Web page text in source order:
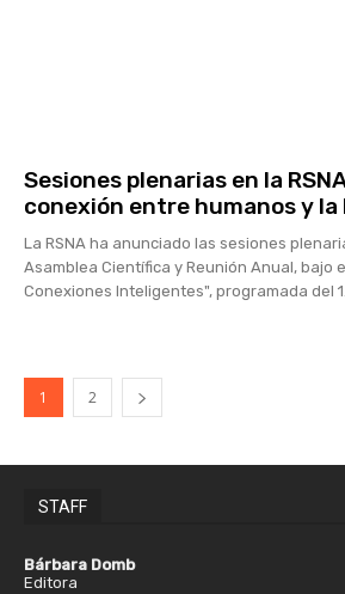
Sesiones plenarias en la
conexión entre humanos y la
La RSNA ha anunciado las sesiones
Asamblea Científica y Reunión Anual, bajo
Conexiones Inteligentes", programada del
1 2
STAFF
Bárbara Domb
Editora